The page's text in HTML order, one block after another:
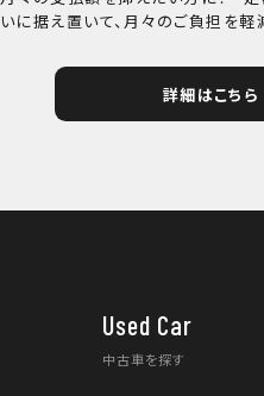
いに据え置いて、月々のご負担を軽
詳細はこちら
Used Car
中古車を探す